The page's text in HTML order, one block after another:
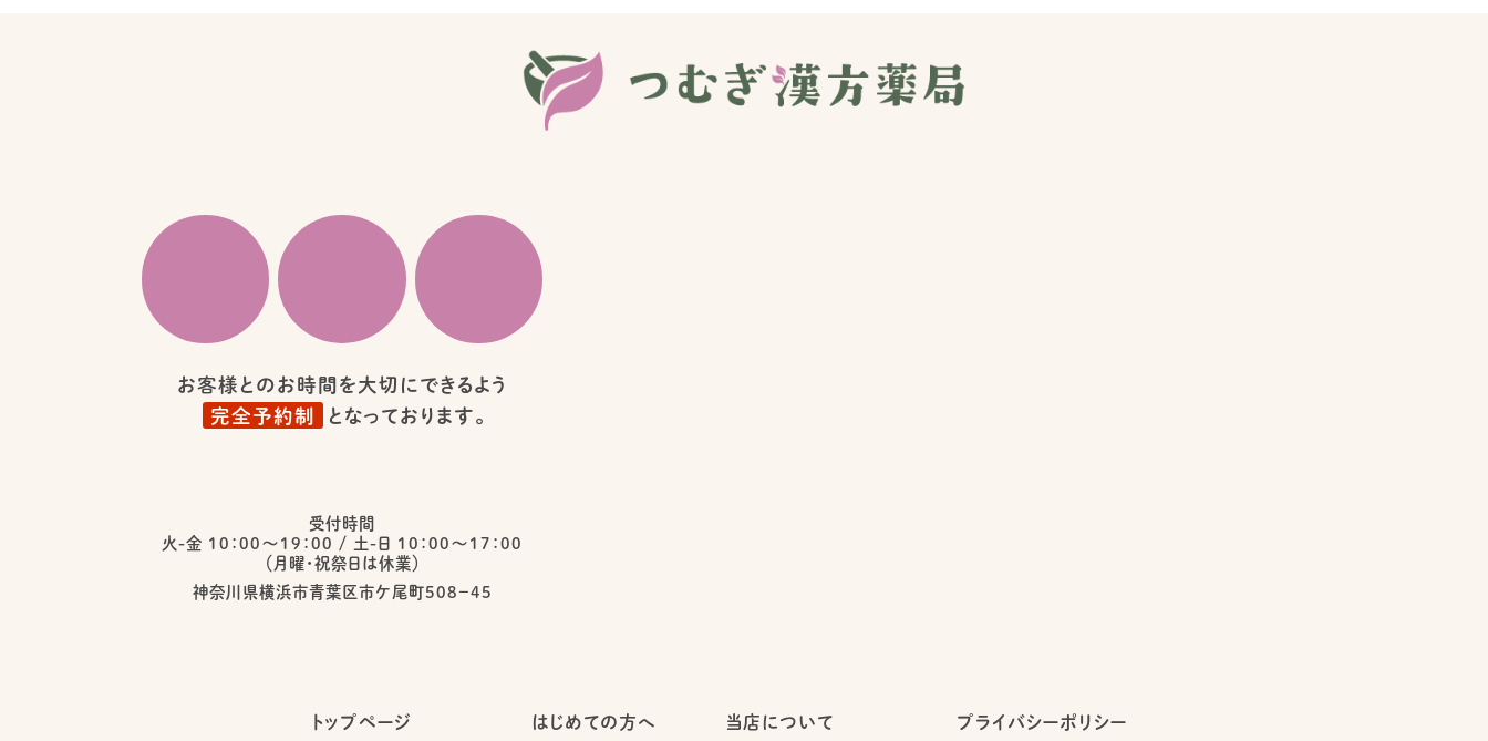
お客様とのお時間を大切にできるよう
完全予約制
となっております。
受付時間
火-金 10：00〜19：00 / 土-日 10：00〜17：00
（月曜・祝祭日は休業）
神奈川県横浜市青葉区市ケ尾町５０８−４５
トップページ はじめての方へ 当店について プライバシーポリシー